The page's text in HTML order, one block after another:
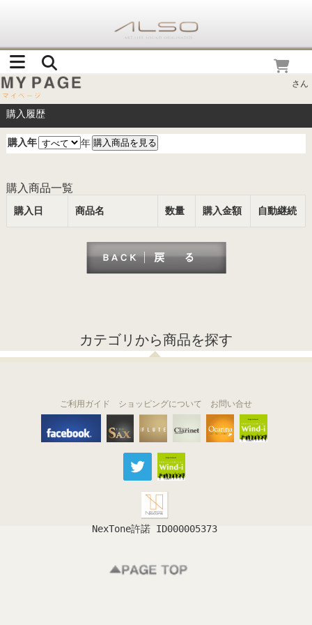
さん
購入履歴
購入年 年
購入商品一覧
購入日 商品名 数量 購入金額 自動継続
カテゴリから商品を探す
THE SAX The Clarinet
Ocarina
ご利用ガイド ショッピングについて お問い合せ
NexTone許諾 ID000005373